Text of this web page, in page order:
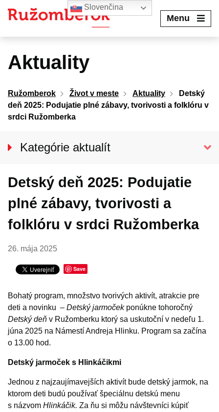
Menu
Aktuality
Ružomberok Život v meste Aktuality
Detský
deň 2025: Podujatie plné zábavy, tvorivosti a folklóru v
srdci Ružomberka
Kategórie aktualít
Kultúra
Šport
Detský deň 2025: Podujatie
plné zábavy, tvorivosti a
folklóru v srdci Ružomberka
26. mája 2025
Save
Bohatý program, množstvo tvorivých aktivít, atrakcie pre
deti a novinku – Detský jarmočekponúkne tohoročný
Detský deň v Ružomberku ktorý sa uskutoční v nedeľu 1.
júna 2025 na Námestí Andreja Hlinku. Program sa začína
o 13.00 hod.
Detský jarmoček s Hlinkáčikmi
Jednou z najzaujímavejších aktivít bude detský jarmok, na
ktorom deti budú používať špeciálnu detskú menu
s názvom Hlinkáčik. Za ňu si môžu návštevníci kúpiť
Slovenčina